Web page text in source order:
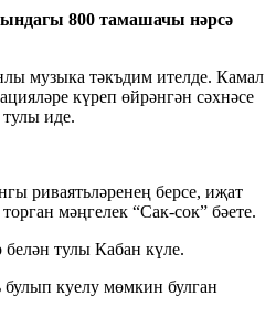
800 тамашачы нәрсә
музыка тәкъдим ителде. Камал
күреп өйрәнгән сәхнәсе
иде.
риваятьләренең берсе, иҗат
мәңгелек “Сак-сок” бәете.
тулы Кабан күле.
булып куелу мөмкин булган